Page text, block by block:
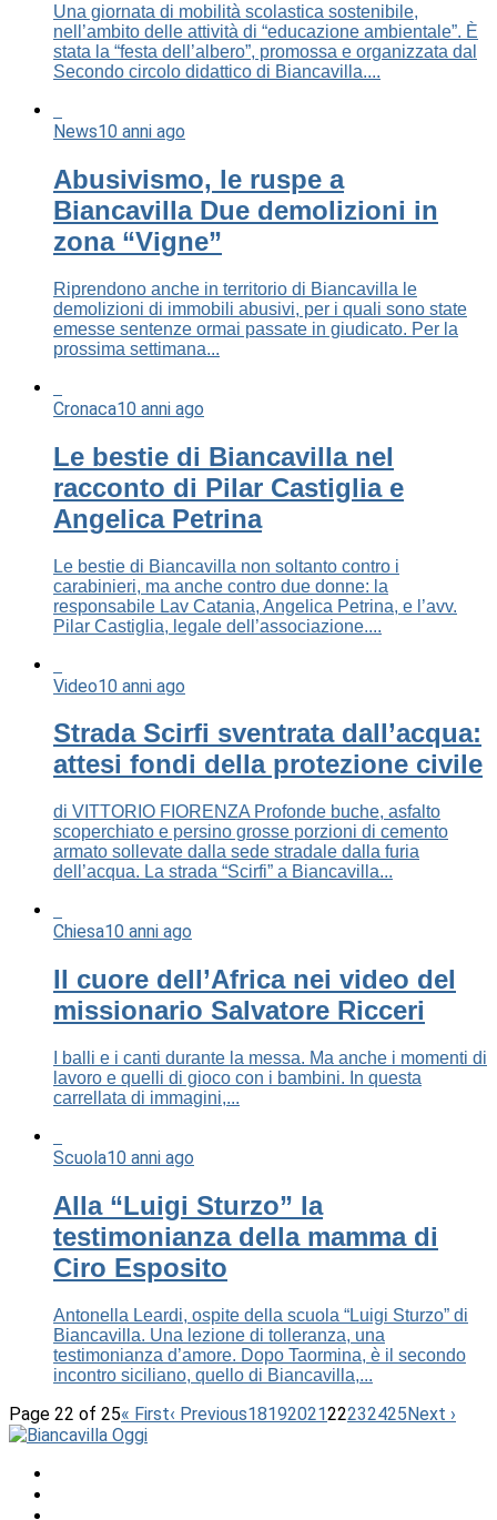
Una giornata di mobilità scolastica sostenibile,
nell’ambito delle attività di “educazione ambientale”. È
stata la “festa dell’albero”, promossa e organizzata dal
Secondo circolo didattico di Biancavilla....
News10 anni ago
Abusivismo, le ruspe a
Biancavilla Due demolizioni in
zona “Vigne”
Riprendono anche in territorio di Biancavilla le
demolizioni di immobili abusivi, per i quali sono state
emesse sentenze ormai passate in giudicato. Per la
prossima settimana...
Cronaca10 anni ago
Le bestie di Biancavilla nel
racconto di Pilar Castiglia e
Angelica Petrina
Le bestie di Biancavilla non soltanto contro i
carabinieri, ma anche contro due donne: la
responsabile Lav Catania, Angelica Petrina, e l’avv.
Pilar Castiglia, legale dell’associazione....
Video10 anni ago
Strada Scirfi sventrata dall’acqua:
attesi fondi della protezione civile
di VITTORIO FIORENZA Profonde buche, asfalto
scoperchiato e persino grosse porzioni di cemento
armato sollevate dalla sede stradale dalla furia
dell’acqua. La strada “Scirfi” a Biancavilla...
Chiesa10 anni ago
Il cuore dell’Africa nei video del
missionario Salvatore Ricceri
I balli e i canti durante la messa. Ma anche i momenti di
lavoro e quelli di gioco con i bambini. In questa
carrellata di immagini,...
Scuola10 anni ago
Alla “Luigi Sturzo” la
testimonianza della mamma di
Ciro Esposito
Antonella Leardi, ospite della scuola “Luigi Sturzo” di
Biancavilla. Una lezione di tolleranza, una
testimonianza d’amore. Dopo Taormina, è il secondo
incontro siciliano, quello di Biancavilla,...
Page 22 of 25« First‹ Previous1819202122232425Next ›